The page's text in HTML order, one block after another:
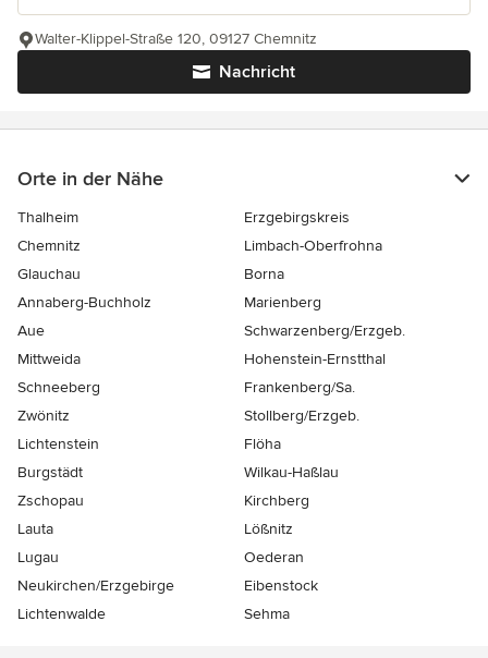
Nachricht
Walter-Klippel-Straße 120, 09127 Chemnitz
Orte in der Nähe
Thalheim
Erzgebirgskreis
Chemnitz
Limbach-Oberfrohna
Glauchau
Borna
Annaberg-Buchholz
Marienberg
Aue
Schwarzenberg/Erzgeb.
Mittweida
Hohenstein-Ernstthal
Schneeberg
Frankenberg/Sa.
Zwönitz
Stollberg/Erzgeb.
Lichtenstein
Flöha
Burgstädt
Wilkau-Haßlau
Zschopau
Kirchberg
Lauta
Lößnitz
Lugau
Oederan
Neukirchen/Erzgebirge
Eibenstock
Lichtenwalde
Sehma